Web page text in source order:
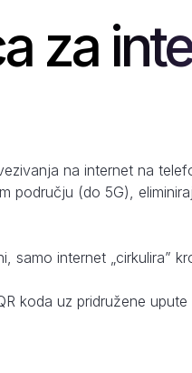
za
na internet na
području (do 5G),
samo internet „cirkulira”
koda uz pridružene